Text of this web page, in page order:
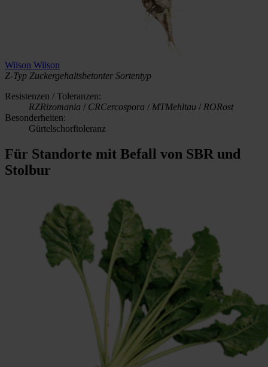
Wilson Wilson
Z-Typ Zuckergehaltsbetonter Sortentyp
Resistenzen / Toleranzen:
RZRizomania / CRCercospora / MTMehltau / RORost
Besonderheiten:
Gürtelschorftoleranz
Für Standorte mit Befall von SBR und
Stolbur